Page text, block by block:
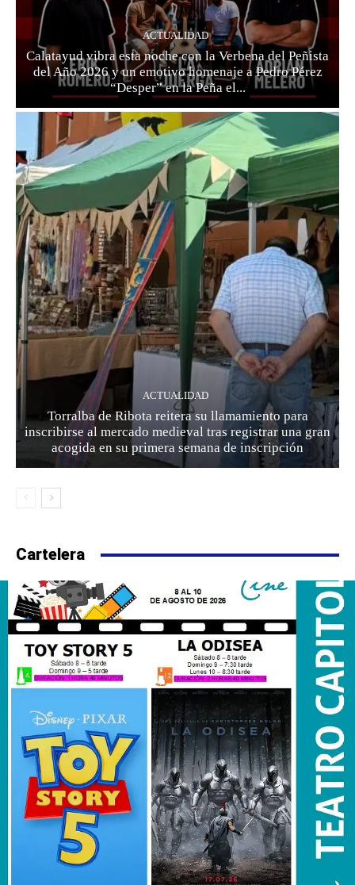
ACTUALIDAD
Calatayud vibra esta noche con la Verbena del Peñista
del Año 2026 y un emotivo homenaje a Pedro Pérez
“Desper” en la Peña el...
ACTUALIDAD
Torralba de Ribota reitera su llamamiento para
inscribirse al mercado medieval tras registrar una gran
acogida en su primera semana de inscripción
Cartelera